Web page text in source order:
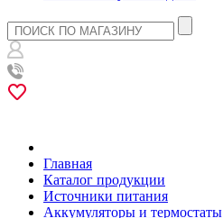
Главная
Каталог продукции
Источники питания
Аккумуляторы и термостаты